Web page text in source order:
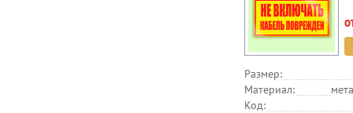
Размер:
Материал:
Код: